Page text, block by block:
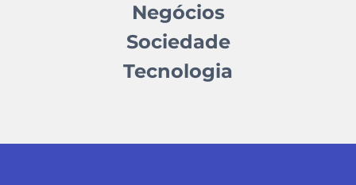
Negócios
Sociedade
Tecnologia